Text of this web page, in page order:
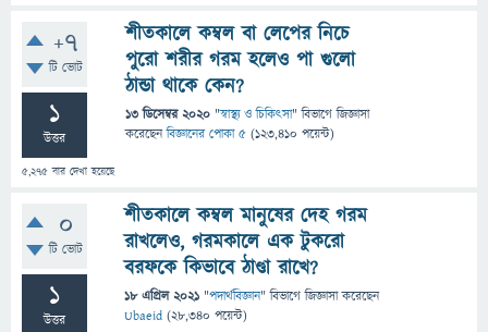
+7
টি ভোট
1
উত্তর
5,275 বার দেখা হয়েছে
শীতকালে কম্বল বা লেপের নিচে
পুরো শরীর গরম হলেও পা গুলো
ঠান্ডা থাকে কেন?
13 ডিসেম্বর 2020 "স্বাস্থ্য ও চিকিৎসা" বিভাগে জিজ্ঞাসা
করেছেনবিজ্ঞানের পোকা ৫ (123,410 পয়েন্ট)
0
টি ভোট
1
উত্তর
শীতকালে কম্বল মানুষের দেহ গরম
রাখলেও, গরমকালে এক টুকরো
বরফকে কিভাবে ঠাণ্ডা রাখে?
18 এপ্রিল 2021 "পদার্থবিজ্ঞান" বিভাগে জিজ্ঞাসাকরেছেন
Ubaeid (28,340 পয়েন্ট)